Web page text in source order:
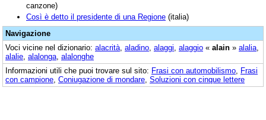
canzone)
Così è detto il presidente di una Regione (italia)
Navigazione
Voci vicine nel dizionario: alacrità aladino alaggi alaggio « alain » alalia
alalie alalonga alalonghe
Informazioni utili che puoi trovare sul sito: Frasi con automobilismo Frasi
con campione Coniugazione di mondare Soluzioni con cinque lettere